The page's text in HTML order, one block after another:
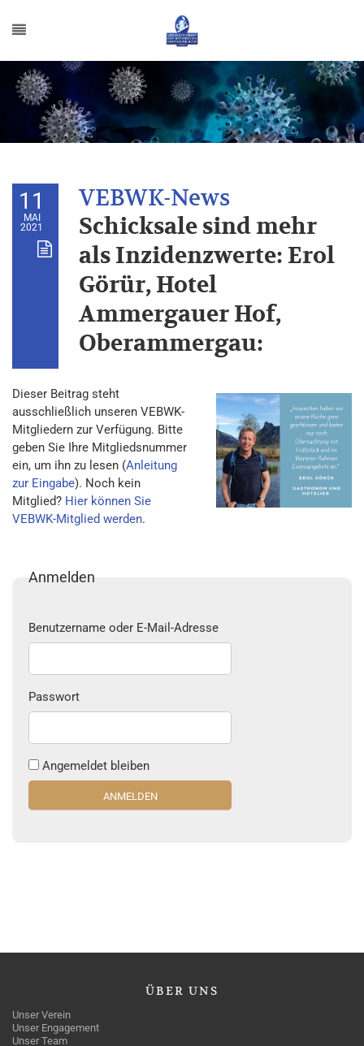
11
MAI
2021
Schicksale sind mehr
als Inzidenzwerte: Erol
Görür, Hotel
Ammergauer Hof,
Oberammergau:
Dieser Beitrag steht
ausschließlich unseren VEBWK-
Mitgliedern zur Verfügung. Bitte
geben Sie Ihre Mitgliedsnummer
ein, um ihn zu lesen (Anleitung
zur Eingabe). Noch kein
Mitglied? Hier können Sie
VEBWK-Mitglied werden.
Anmelden
Benutzername oder E-Mail-Adresse
Passwort
Angemeldet bleiben
ÜBER UNS
Unser Verein
Unser Engagement
Unser Team